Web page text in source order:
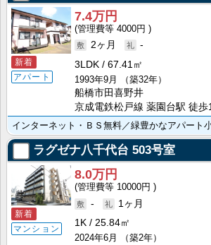
新着
アパート
7.4万円
4000円
2ヶ月
-
3LDK
67.41㎡
1993年9月
（築32年）
船橋市田喜野井
京成電鉄松戸線 薬園台駅 徒歩
ラグゼナ八千代台 503号室
新着
マンション
8.0万円
10000円
-
1ヶ月
1K
25.84㎡
2024年6月
（築2年）